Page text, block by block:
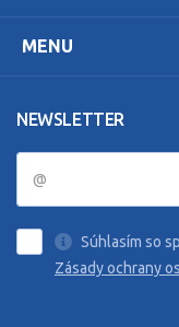
MENU
NEWSLETTER
Súhlasím so
Zásady ochrany